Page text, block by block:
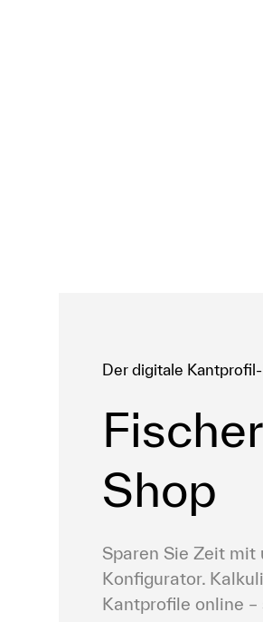
Der digitale
Shop
Sparen Sie Zeit
Konfigurator.
Kantprofile online